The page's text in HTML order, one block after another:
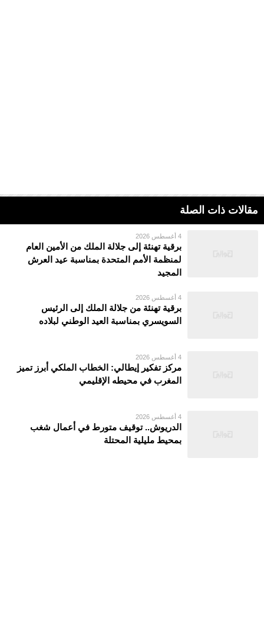
مقالات ذات الصلة
4 أغسطس 2026
برقية تهنئة إلى جلالة الملك من الأمين العام
لمنظمة الأمم المتحدة بمناسبة عيد العرش
المجيد
4 أغسطس 2026
برقية تهنئة من جلالة الملك إلى الرئيس
السويسري بمناسبة العيد الوطني لبلاده
4 أغسطس 2026
مركز تفكير إيطالي: الخطاب الملكي أبرز تميز
المغرب في محيطه الإقليمي
4 أغسطس 2026
الدريوش.. توقيف متورط في أعمال شغب
بمحيط مليلية المحتلة